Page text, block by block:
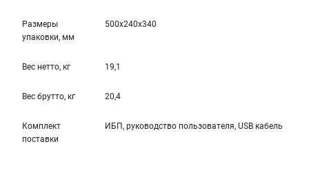
Размеры
упаковки, мм
500x240x340
Вес нетто, кг 19,1
Вес брутто, кг 20,4
Комплект
поставки
ИБП, руководство пользователя, USB кабель